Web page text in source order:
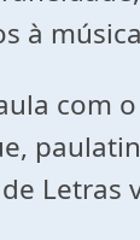
à
com
Letras